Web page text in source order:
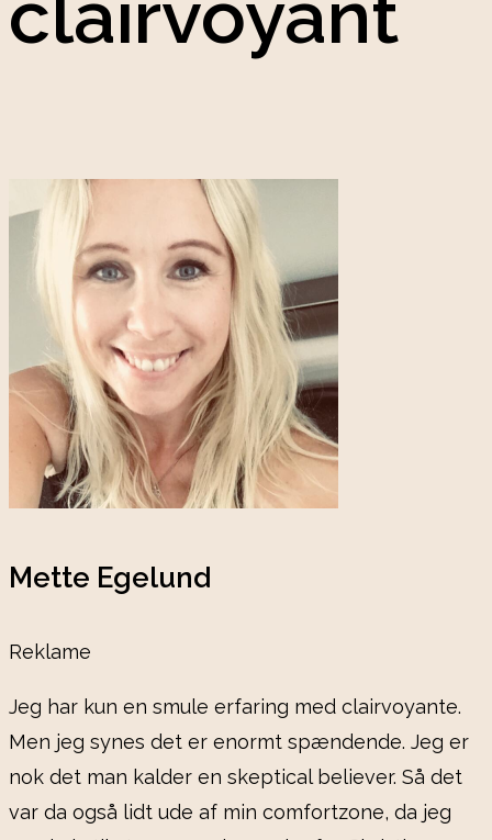
Mette Egelund
Reklame
Jeg har kun en smule erfaring med clairvoyante.
Men jeg synes det er enormt spændende. Jeg er
nok det man kalder en skeptical believer. Så det
var da også lidt ude af min comfortzone, da jeg